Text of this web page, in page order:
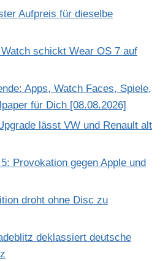
Aufpreis für dieselbe
schickt Wear OS 7 auf
Apps, Watch Faces, Spiele,
für Dich [08.08.2026]
lässt VW und Renault alt
Provokation gegen Apple und
droht ohne Disc zu
deklassiert deutsche